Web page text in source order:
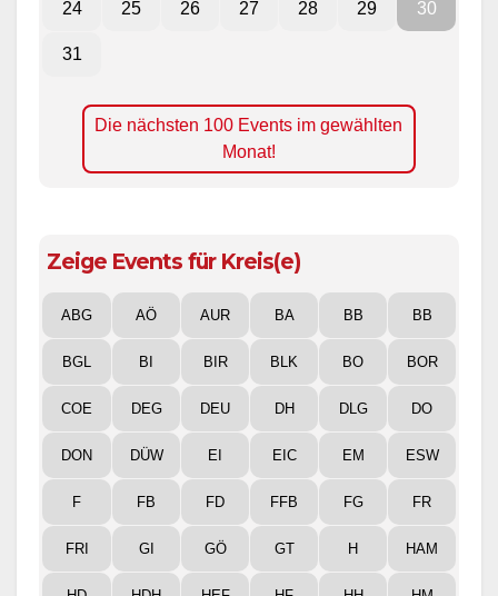
24 25 26 27 28 29 30
31
Die nächsten 100 Events im gewählten
Monat!
Zeige Events für Kreis(e)
ABG AÖ AUR BA BB BB
BGL BI BIR BLK BO BOR
COE DEG DEU DH DLG DO
DON DÜW EI EIC EM ESW
F FB FD FFB FG FR
FRI GI GÖ GT H HAM